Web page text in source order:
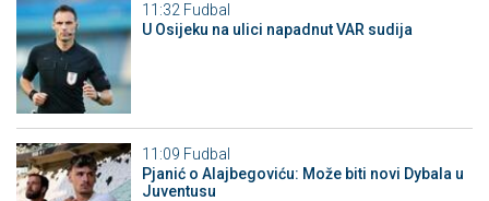
11:32 Fudbal
U Osijeku na ulici napadnut VAR sudija
11:09 Fudbal
Pjanić o Alajbegoviću: Može biti novi Dybala u
Juventusu